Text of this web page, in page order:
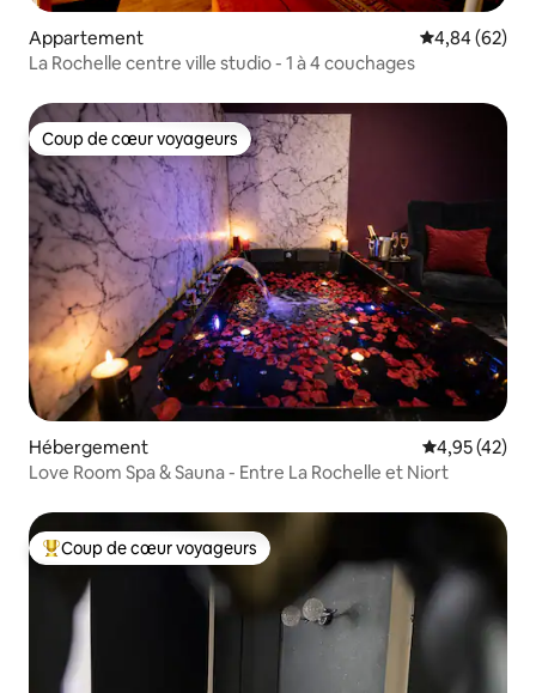
Appartement Évaluation
4,84 (62)
La Rochelle centre ville studio - 1 à 4 couchages
Coup de cœur voyageurs
Coup de cœur voyageurs
Hébergement Évaluation
4,95 (42)
Love Room Spa & Sauna - Entre La Rochelle et Niort
Coups de cœur voyageurs les plus appréciés
Coup de cœur voyageurs